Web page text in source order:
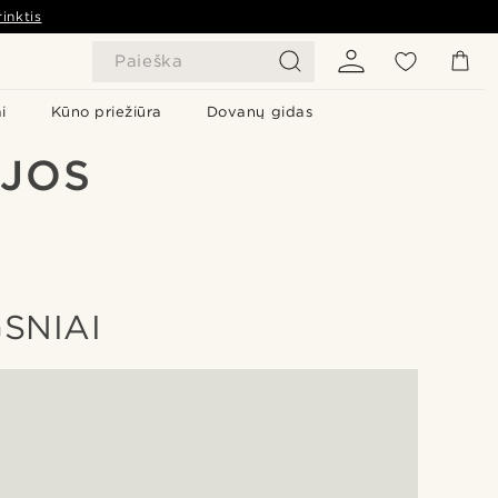
Paieška
Kūno priežiūra Dovanų gidas